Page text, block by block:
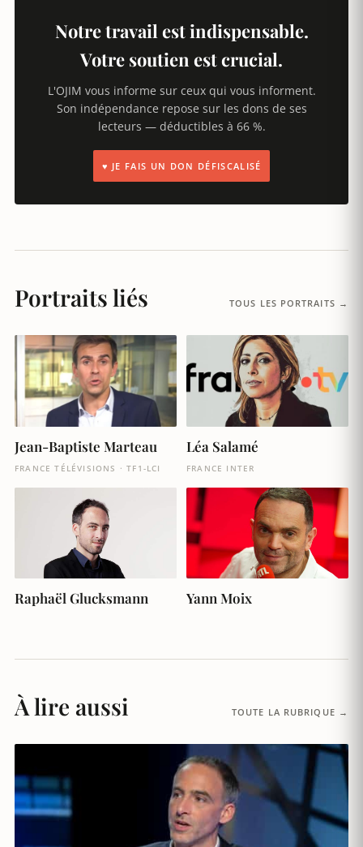
Notre travail est indispensable.
Votre soutien est crucial.
L'OJIM vous informe sur ceux qui vous informent.
Son indépendance repose sur les dons de ses
lecteurs — déductibles à 66 %.
♥ JE FAIS UN DON DÉFISCALISÉ
Portraits liés TOUS LES PORTRAITS →
Jean-Baptiste Marteau
FRANCE TÉLÉVISIONS · TF1-LCI
Léa Salamé
FRANCE INTER
Raphaël Glucksmann Yann Moix
À lire aussi TOUTE LA RUBRIQUE →